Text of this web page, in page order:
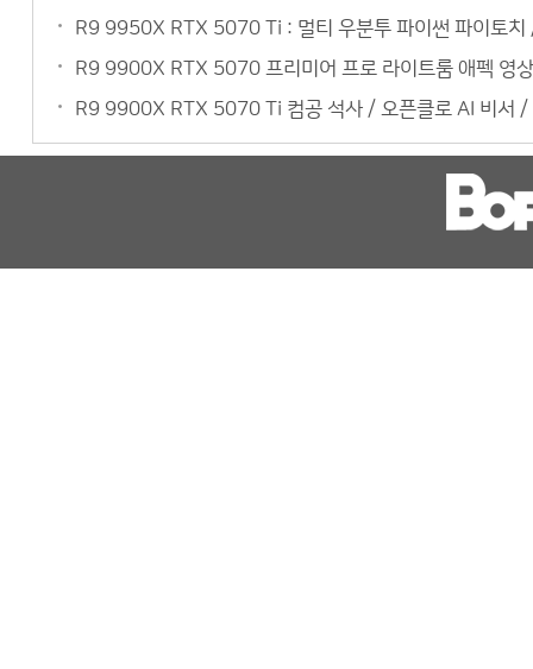
R9 9950X RTX 5070 Ti : 멀티 우분투 파이썬 파이토치
R9 9900X RTX 5070 프리미어 프로 라이트룸 애펙 영
R9 9900X RTX 5070 Ti 컴공 석사 / 오픈클로 AI 비서 /